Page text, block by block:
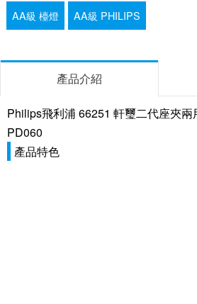
AA級 檯燈 AA級 PHILIPS
產品介紹
Philips飛利浦 66251 軒璽二代座夾
PD060
產品特色